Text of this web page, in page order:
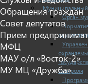
Муниципальный
Орган
контроля
Обращения граждан
Совет депутатов
Прием
МФЦ
МАУ о/л «Восток-2»
МУ МЦ «Дружба»